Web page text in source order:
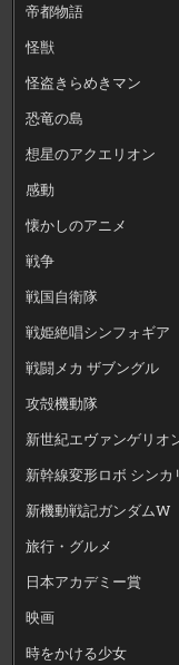
帝都物語
怪獣
怪盗きらめきマン
恐竜の島
想星のアクエリオン
感動
懐かしのアニメ
戦争
戦国自衛隊
戦姫絶唱シンフォギア
戦闘メカ ザブングル
攻殻機動隊
新世紀エヴァンゲリオ
新幹線変形ロボ シンカ
新機動戦記ガンダムW
旅行・グルメ
日本アカデミー賞
映画
時をかける少女